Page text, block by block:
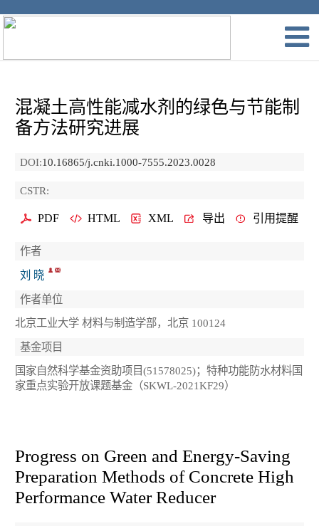
混凝土高性能减水剂的绿色与节能制
备方法研究进展
DOI:10.16865/j.cnki.1000-7555.2023.0028
CSTR:
PDF HTML XML 导出 引用提醒
作者
刘 晓
作者单位
北京工业大学 材料与制造学部，北京 100124
基金项目
国家自然科学基金资助项目(51578025)；特种功能防水材料国
家重点实验开放课题基金（SKWL-2021KF29）
Progress on Green and Energy-Saving
Preparation Methods of Concrete High
Performance Water Reducer